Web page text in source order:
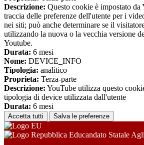
Descrizione: Questo cookie è impostato da
traccia delle preferenze dell'utente per i
nei siti; può anche determinare se il
utilizzando la nuova o la vecchia versione
Youtube.
Durata: 6 mesi
Nome: DEVICE_INFO
Tipologia: analitico
Proprieta: Terza-parte
Descrizione: YouTube utilizza questo
tipologia di device utilizzata dall'utente
Durata: 6 mesi
Accetta tutti Salva le preferenze
Educandato Statale